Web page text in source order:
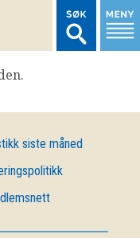
siste måned